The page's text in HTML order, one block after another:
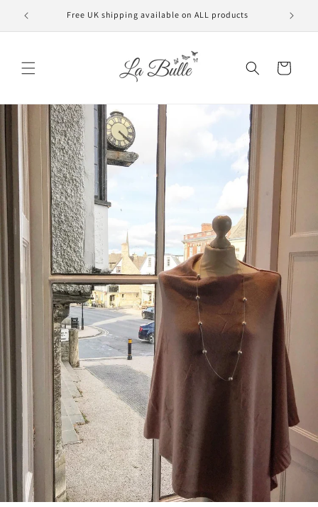
passer
Free UK shipping available on ALL products VAT
Panier